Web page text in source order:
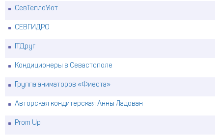
СевТеплоУют
СЕВГИДРО
ITДруг
Кондиционеры в Севастополе
Группа аниматоров «Фиеста»
Авторская кондитерская Анны Ладован
Prom Up